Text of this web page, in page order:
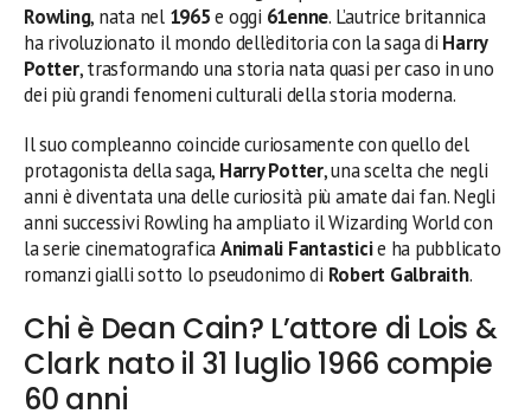
Rowling, nata nel 1965e oggi 61enne. L’autrice britannica
ha rivoluzionato il mondo dell’editoria con la saga di Harry
Potter, trasformando una storia nata quasi per caso in uno
dei più grandi fenomeni culturali della storia moderna.
Il suo compleanno coincide curiosamente con quello del
protagonista della saga, Harry Potter, una scelta che negli
anni è diventata una delle curiosità più amate dai fan. Negli
anni successivi Rowling ha ampliato il Wizarding World con
la serie cinematograficaAnimali Fantasticie ha pubblicato
romanzi gialli sotto lo pseudonimo di Robert Galbraith.
Chi è Dean Cain? L’attore di Lois &
Clark nato il 31 luglio 1966 compie
60 anni